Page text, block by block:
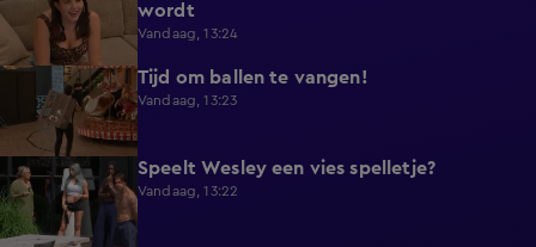
wordt
Vandaag, 13:24
Tijd om ballen te vangen!
Vandaag, 13:23
0:48 Speelt Wesley een vies spelletje?
Vandaag, 13:22